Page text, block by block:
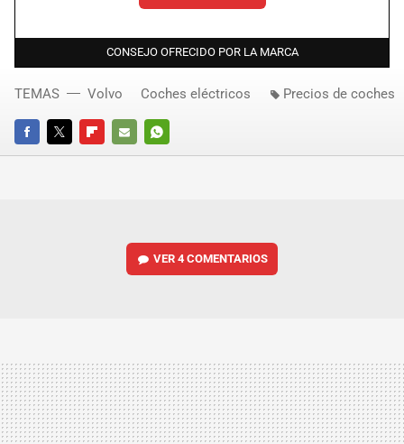
CONSEJO OFRECIDO POR LA MARCA
FACEBOOKTWITTERFLIPBOARD
E-
WHATSAPP
TEMAS Volvo Coches eléctricos Precios de coches
VER4 COMENTARIOS